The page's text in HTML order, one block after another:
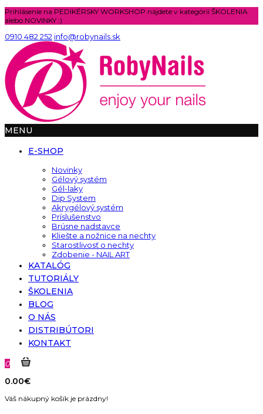
Prihlásenie na PEDIKÉRSKY WORKSHOP nájdete v kategórií ŠKOLENIA
alebo NOVINKY :)
0910 482 252 info@robynails.sk
MENU
E-SHOP
Novinky
Gélový systém
Gél-laky
Dip System
Akrygélový systém
Príslušenstvo
Brúsne nadstavce
Kliešte a nožnice na nechty
Starostlivosť o nechty
Zdobenie - NAIL ART
KATALÓG
TUTORIÁLY
ŠKOLENIA
BLOG
O NÁS
DISTRIBÚTORI
KONTAKT
0
0.00€
Váš nákupný košík je prázdny!